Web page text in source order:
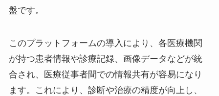
盤です。
このプラットフォームの導入により、各医療機関
が持つ患者情報や診療記録、画像データなどが統
合され、医療従事者間での情報共有が容易になり
ます。これにより、診断や治療の精度が向上し、